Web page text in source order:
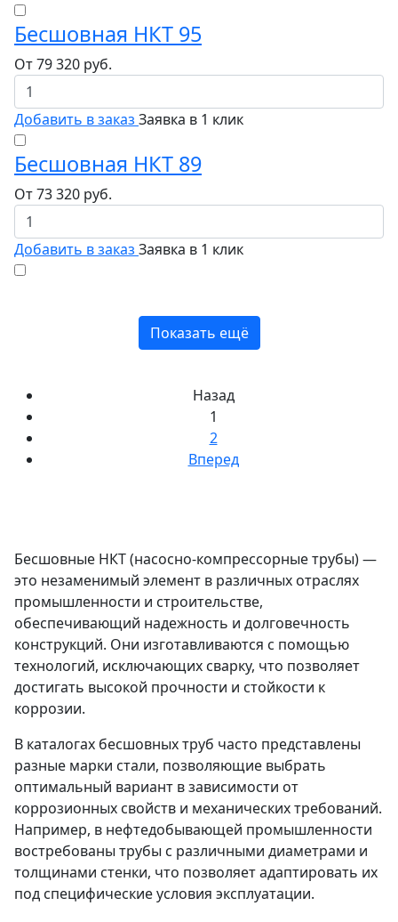
Бесшовная НКТ 95
От79 320 руб.
Добавить в заказ Заявка в 1 клик
Бесшовная НКТ 89
От73 320 руб.
Добавить в заказ Заявка в 1 клик
Показать ещё
Назад
1
2
Вперед
Бесшовные НКТ (насосно-компрессорные трубы) —
это незаменимый элемент в различных отраслях
промышленности и строительстве,
обеспечивающий надежность и долговечность
конструкций. Они изготавливаются с помощью
технологий, исключающих сварку, что позволяет
достигать высокой прочности и стойкости к
коррозии.
В каталогах бесшовных труб часто представлены
разные марки стали, позволяющие выбрать
оптимальный вариант в зависимости от
коррозионных свойств и механических требований.
Например, в нефтедобывающей промышленности
востребованы трубы с различными диаметрами и
толщинами стенки, что позволяет адаптировать их
под специфические условия эксплуатации.